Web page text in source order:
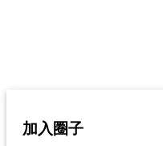
加入圈子